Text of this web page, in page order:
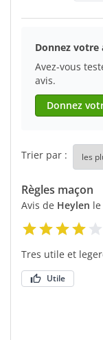
Donnez votre
Avez-vous
avis.
Donnez
Trier par :
Règles maçon
Avis de Heylen le
Tres utile et
Utile